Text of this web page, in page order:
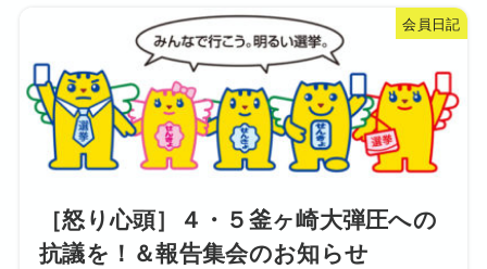
会員日記
［怒り心頭］４・５釜ヶ崎大弾圧への
抗議を！＆報告集会のお知らせ